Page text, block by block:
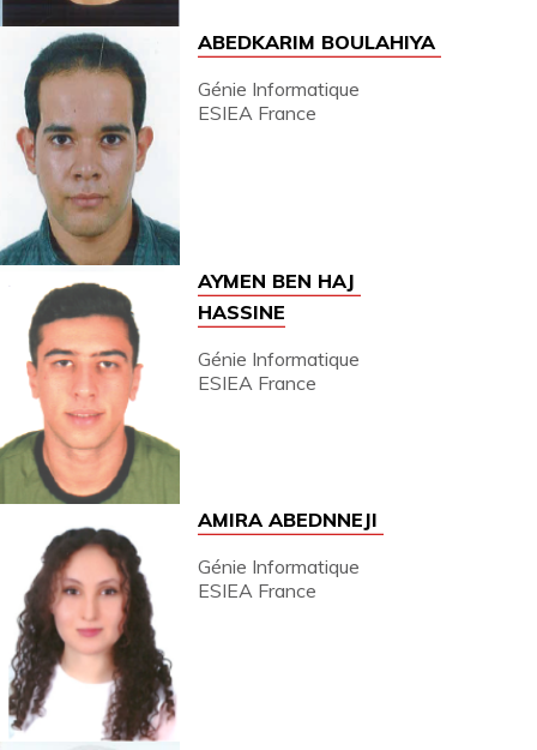
ABEDKARIM BOULAHIYA
Génie Informatique
ESIEA France
AYMEN BEN HAJ
HASSINE
Génie Informatique
ESIEA France
AMIRA ABEDNNEJI
Génie Informatique
ESIEA France